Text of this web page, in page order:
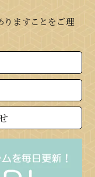
りますことをご理